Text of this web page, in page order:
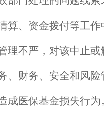
算、资金拨付等工
理不严，对该中止
、财务、安全和风
成医保基金损失行